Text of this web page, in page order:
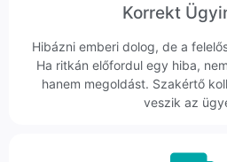
Korrekt
Hibázni emberi dolog, de a
Ha ritkán előfordul egy hiba,
hanem megoldást. Szakértő
veszik az